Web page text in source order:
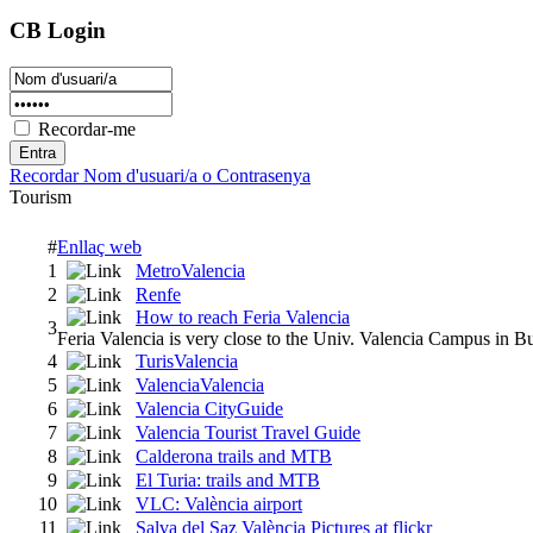
CB Login
Recordar-me
Recordar Nom d'usuari/a o Contrasenya
Tourism
#Enllaç web
1
MetroValencia
2
Renfe
3
How to reach Feria Valencia
Feria Valencia is very close to the Univ. Valencia Campus in
4
TurisValencia
5
ValenciaValencia
6
Valencia CityGuide
7
Valencia Tourist Travel Guide
8
Calderona trails and MTB
9
El Turia: trails and MTB
10
VLC: València airport
11
Salva del Saz València Pictures at flickr